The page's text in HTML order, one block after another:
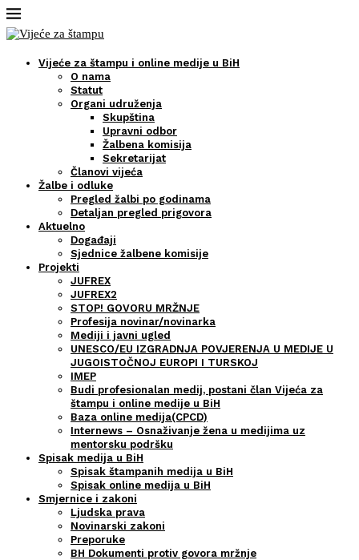
Vijeće za štampu i online medije u BiH
O nama
Statut
Organi udruženja
Skupština
Upravni odbor
Žalbena komisija
Sekretarijat
Članovi vijeća
Žalbe i odluke
Pregled žalbi po godinama
Detaljan pregled prigovora
Aktuelno
Događaji
Sjednice žalbene komisije
Projekti
JUFREX
JUFREX2
STOP! GOVORU MRŽNJE
Profesija novinar/novinarka
Mediji i javni ugled
UNESCO/EU IZGRADNJA POVJERENJA U MEDIJE U
JUGOISTOČNOJ EUROPI I TURSKOJ
IMEP
Budi profesionalan medij, postani član Vijeća za
štampu i online medije u BiH
Baza online medija(CPCD)
Internews – Osnaživanje žena u medijima uz
mentorsku podršku
Spisak medija u BiH
Spisak štampanih medija u BiH
Spisak online medija u BiH
Smjernice i zakoni
Ljudska prava
Novinarski zakoni
Preporuke
BH Dokumenti protiv govora mržnje